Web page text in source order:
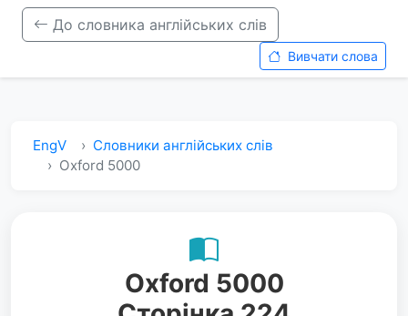
До словника англійських слів
Вивчати слова
EngV
Словники англійських слів
Oxford 5000
Oxford 5000